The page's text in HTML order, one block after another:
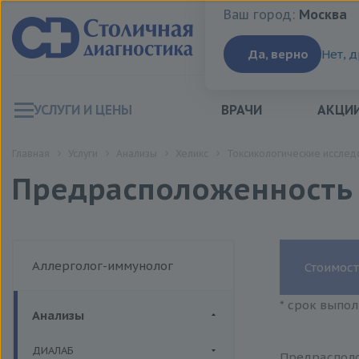
Ваш город:Москва
Ваш город: Москва
Да, верно Нет,
УСЛУГИ И ЦЕНЫ ВРАЧИ
Аллерголог-иммунолог
Анализы
ДИАЛАБ
* срок